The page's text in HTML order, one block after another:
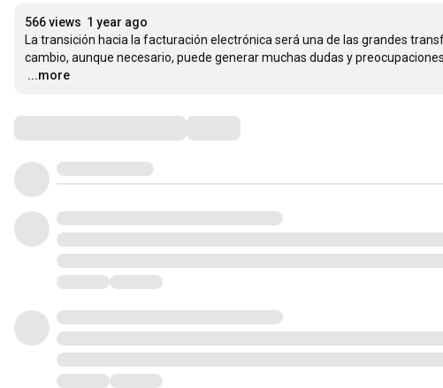
566 views 1 year ago
La transición hacia la facturación electrónica será una de las grandes
…
...more